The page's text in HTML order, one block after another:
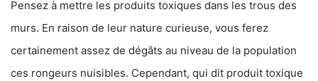
Pensez à mettre les produits toxiques dans les trous des
murs. En raison de leur nature curieuse, vous ferez
certainement assez de dégâts au niveau de la population
ces rongeurs nuisibles. Cependant, qui dit produit toxique